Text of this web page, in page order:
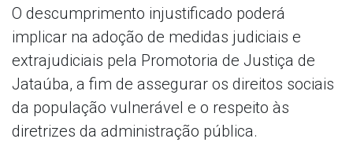
O descumprimento injustificado poderá
implicar na adoção de medidas judiciais e
extrajudiciais pela Promotoria de Justiça de
Jataúba, a fim de assegurar os direitos sociais
da população vulnerável e o respeito às
diretrizes da administração pública.